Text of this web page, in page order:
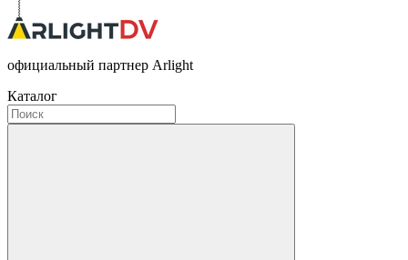
официальный партнер Arlight
Каталог